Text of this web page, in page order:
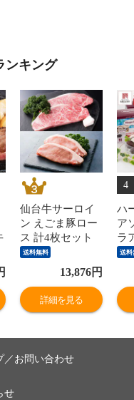
ンキング
仙台牛サーロイ
ン えごま豚ロー
ス 計4枚セット
ステーキ 牛肉 豚
肉 お取り寄せ ス
テーキ肉 冷凍 和
牛 国産 サーロイ
ンステーキ 宮城
ーキ
送料無料
13,876円
詳細を見る
4
ハ
ア
ラ
詰
ス
縄
送料
／お問い合わせ
せ